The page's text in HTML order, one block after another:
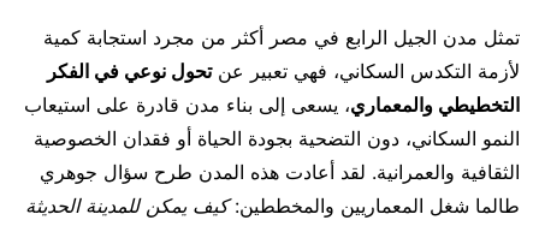
تمثل مدن الجيل الرابع في مصر أكثر من مجرد استجابة كمية
لأزمة التكدس السكاني، فهي تعبير عنتحول نوعي في الفكر
التخطيطي والمعماري، يسعى إلى بناء مدن قادرة على استيعاب
النمو السكاني، دون التضحية بجودة الحياة أو فقدان الخصوصية
الثقافية والعمرانية. لقد أعادت هذه المدن طرح سؤال جوهري
طالما شغل المعماريين والمخططين:كيف يمكن للمدينة الحديثة